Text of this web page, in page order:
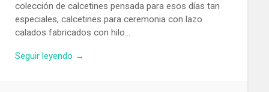
colección de calcetines pensada para esos días tan
especiales, calcetines para ceremonia con lazo
calados fabricados con hilo…
Seguir leyendo →